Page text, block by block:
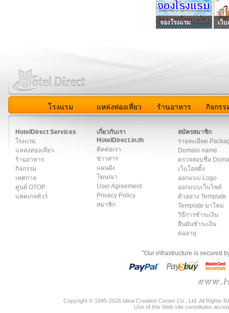
จองโรงแรม เว็
โรงแรม แหล่งท่องเที่ยว ร้านอาหาร กิจกรร
HotelDirect Services
โรงแรม
แหล่งท่องเที่ยว
ร้านอาหาร
กิจกรรม
เทศกาล
ศูนย์ OTOP
แพคเกจทัวร์
เกี่ยวกับเรา
HotelDirect.in.th
ติดต่อเรา
ข่าวสาร
แผนผัง
โฆษณา
User Agreement
Privacy Policy
สมาชิก
สมัครสมาชิก
รายละเอียด
Domain name
ตรวจสอบชื่อ
เว็บโฮสติ้ง
ออกแบบ Logo
ออกแบบเว็บไซต์
ตัวอย่าง Template
Template มาใหม่
วิธีการชำระเงิน
ยืนยันชำระเงิน
ต่ออายุ
"Our infrastructure is secured
Copyright © 1995-2026 Ideal Creation Center Co., Ltd. All Rights
Use of this Web site constitutes